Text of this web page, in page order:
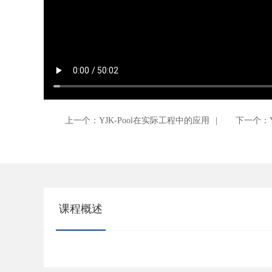
上一个：YJK-Pool在实际工程中的应用 | 下一个：
课程概述